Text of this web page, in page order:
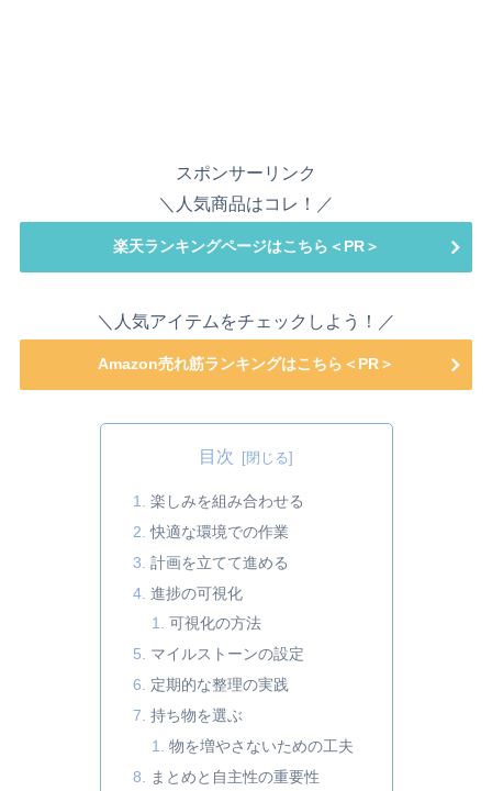
スポンサーリンク
＼人気商品はコレ！／
楽天ランキングページはこちら＜PR＞
＼人気アイテムをチェックしよう！／
Amazon売れ筋ランキングはこちら＜PR＞
目次
楽しみを組み合わせる
快適な環境での作業
計画を立てて進める
進捗の可視化
可視化の方法
マイルストーンの設定
定期的な整理の実践
持ち物を選ぶ
物を増やさないための工夫
まとめと自主性の重要性